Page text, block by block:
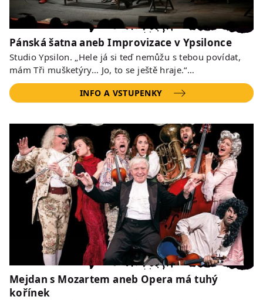
Pánská šatna aneb Improvizace v Ypsilonce
Studio Ypsilon. „Hele já si teď nemůžu s tebou povídat,
mám Tři mušketýry… Jo, to se ještě hraje.“…
INFO A VSTUPENKY
Mejdan s Mozartem aneb Opera má tuhý
kořínek